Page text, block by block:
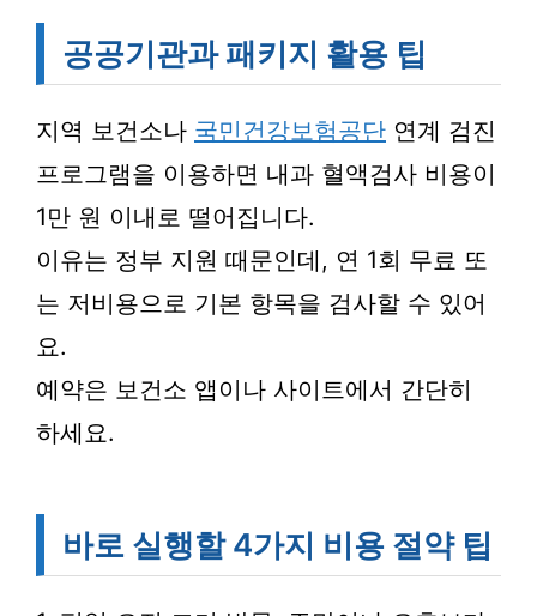
공공기관과 패키지 활용 팁
지역 보건소나 국민건강보험공단 연계 검진
프로그램을 이용하면 내과 혈액검사 비용이
1만 원 이내로 떨어집니다.
이유는 정부 지원 때문인데, 연 1회 무료 또
는 저비용으로 기본 항목을 검사할 수 있어
요.
예약은 보건소 앱이나 사이트에서 간단히
하세요.
바로 실행할 4가지 비용 절약 팁